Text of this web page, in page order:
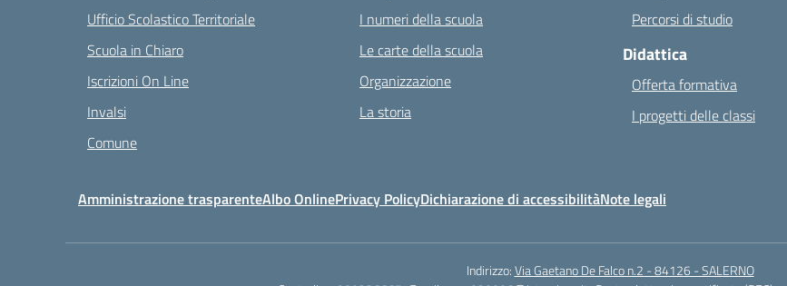
Ufficio Scolastico Territoriale
Scuola in Chiaro
Iscrizioni On Line
Invalsi
Comune
I numeri della scuola
Le carte della scuola
Organizzazione
La storia
Percorsi di studio
Didattica
Offerta formativa
I progetti delle classi
Amministrazione trasparenteAlbo OnlinePrivacy PolicyDichiarazione di accessibilitàNote legali
Indirizzo:Via Gaetano De Falco n.2 - 84126 - SALERNO